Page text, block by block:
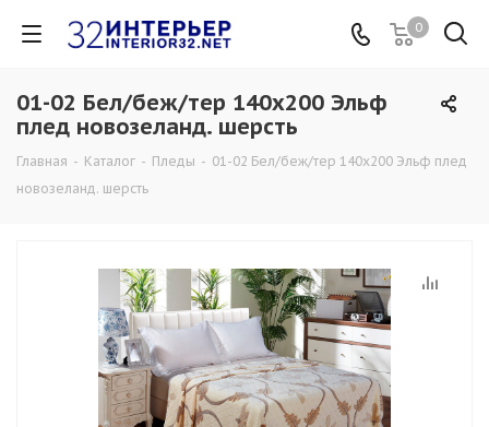
0
01-02 Бел/беж/тер 140х200 Эльф
плед новозеланд. шерсть
Главная - Каталог - Пледы - 01-02 Бел/беж/тер 140х200 Эльф плед
новозеланд. шерсть